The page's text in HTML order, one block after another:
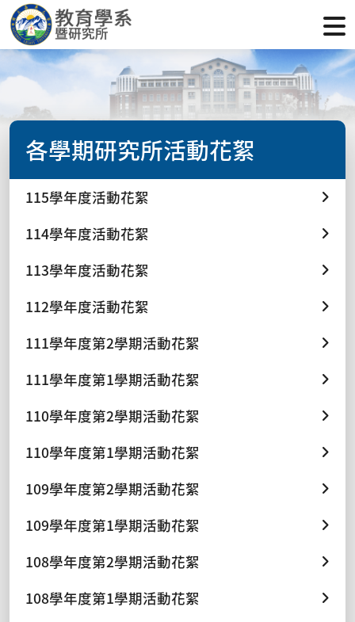
各學期研究所活動花絮
115學年度活動花絮
114學年度活動花絮
113學年度活動花絮
112學年度活動花絮
111學年度第2學期活動花絮
111學年度第1學期活動花絮
110學年度第2學期活動花絮
110學年度第1學期活動花絮
109學年度第2學期活動花絮
109學年度第1學期活動花絮
108學年度第2學期活動花絮
108學年度第1學期活動花絮